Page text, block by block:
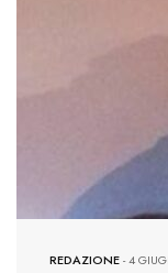
REDAZIONE-4